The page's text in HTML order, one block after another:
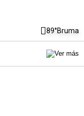
89°Bruma